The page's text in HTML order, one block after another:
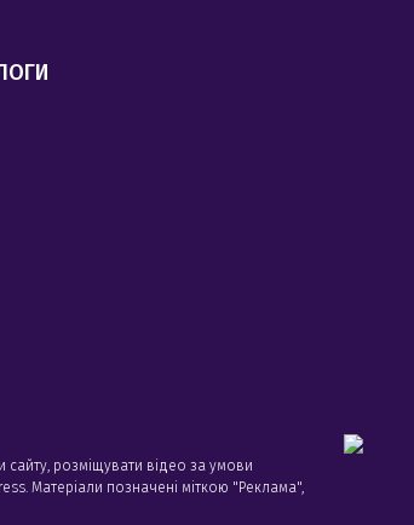
сайту, розміщувати відео за умови
Матеріали позначені міткою "Реклама",